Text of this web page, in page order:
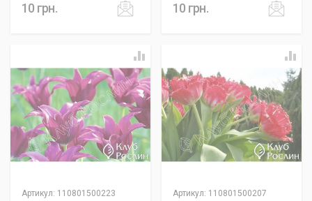
10 грн. 10 грн.
Артикул: 110801500223 Артикул: 110801500207